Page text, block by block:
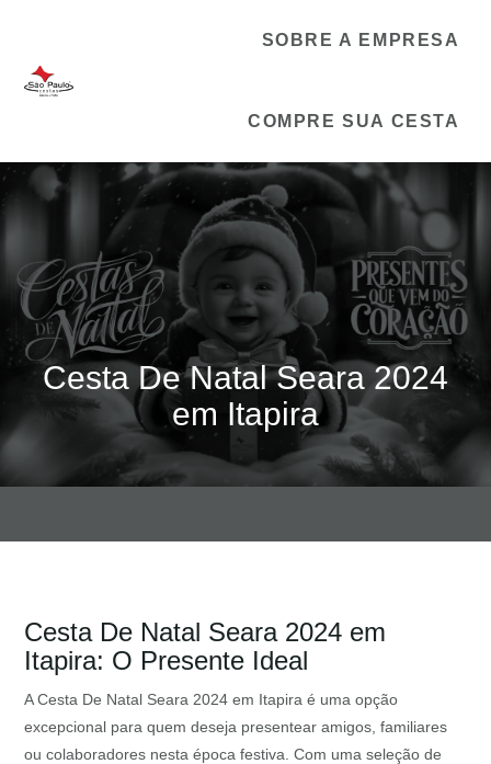
SOBRE A EMPRESA
COMPRE SUA CESTA
Cesta De Natal Seara 2024
em Itapira
Cesta De Natal Seara 2024 em
Itapira: O Presente Ideal
A Cesta De Natal Seara 2024 em Itapira é uma opção
excepcional para quem deseja presentear amigos, familiares
ou colaboradores nesta época festiva. Com uma seleção de